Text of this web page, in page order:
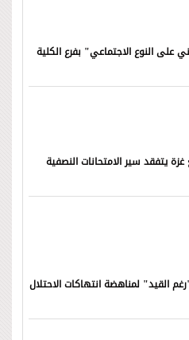
على النوع الاجتماعي" بفرع الكلية
يتفقد سير الامتحانات النصفية
القيد" لمناهضة انتهاكات الاحتلال